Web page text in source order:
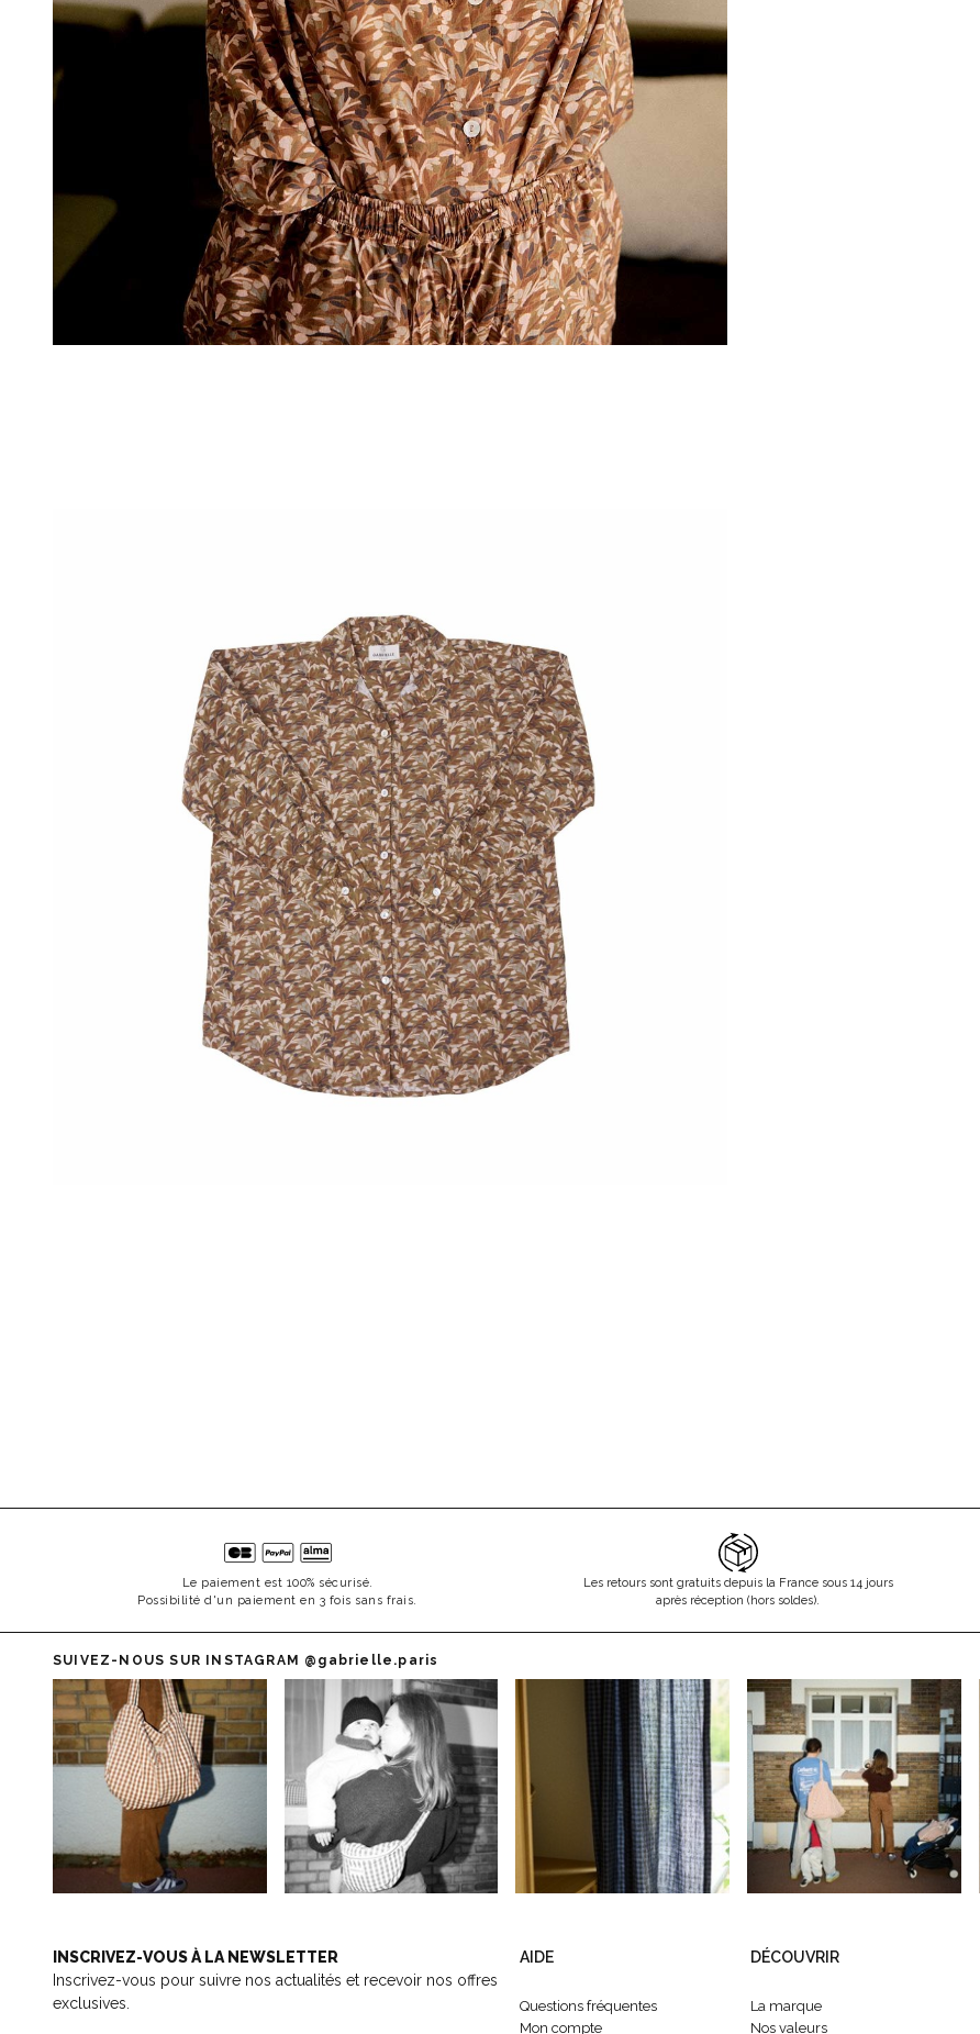
Le paiement est 100% sécurisé.
Possibilité d'un paiement en 3 fois sans frais.
Les retours sont gratuits depuis la France sous 14 jours
après réception (hors soldes).
SUIVEZ-NOUS SUR INSTAGRAM @gabrielle.paris
INSCRIVEZ-VOUS À LA NEWSLETTER
Inscrivez-vous pour suivre nos actualités et recevoir nos offres
exclusives.
AIDE
Questions fréquentes
Mon compte
DÉCOUVRIR
La marque
Nos valeurs